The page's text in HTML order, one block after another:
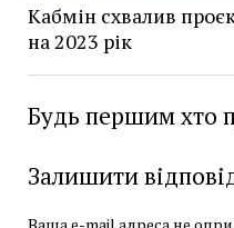
Кабмін схвалив
на 2023 рік
Будь першим хто
Залишити